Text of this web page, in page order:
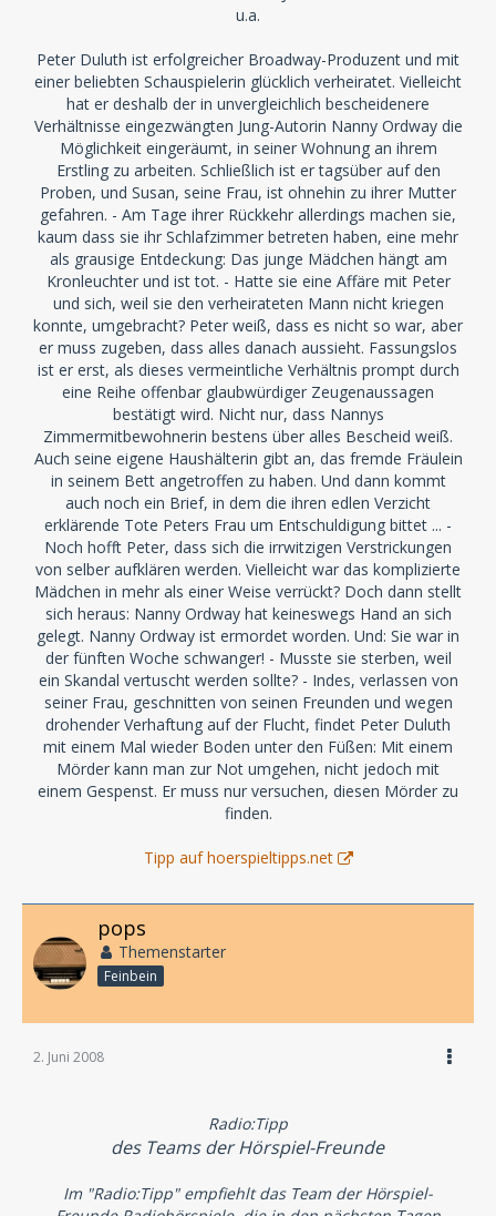
u.a.
Peter Duluth ist erfolgreicher Broadway-Produzent und mit
einer beliebten Schauspielerin glücklich verheiratet. Vielleicht
hat er deshalb der in unvergleichlich bescheidenere
Verhältnisse eingezwängten Jung-Autorin Nanny Ordway die
Möglichkeit eingeräumt, in seiner Wohnung an ihrem
Erstling zu arbeiten. Schließlich ist er tagsüber auf den
Proben, und Susan, seine Frau, ist ohnehin zu ihrer Mutter
gefahren. - Am Tage ihrer Rückkehr allerdings machen sie,
kaum dass sie ihr Schlafzimmer betreten haben, eine mehr
als grausige Entdeckung: Das junge Mädchen hängt am
Kronleuchter und ist tot. - Hatte sie eine Affäre mit Peter
und sich, weil sie den verheirateten Mann nicht kriegen
konnte, umgebracht? Peter weiß, dass es nicht so war, aber
er muss zugeben, dass alles danach aussieht. Fassungslos
ist er erst, als dieses vermeintliche Verhältnis prompt durch
eine Reihe offenbar glaubwürdiger Zeugenaussagen
bestätigt wird. Nicht nur, dass Nannys
Zimmermitbewohnerin bestens über alles Bescheid weiß.
Auch seine eigene Haushälterin gibt an, das fremde Fräulein
in seinem Bett angetroffen zu haben. Und dann kommt
auch noch ein Brief, in dem die ihren edlen Verzicht
erklärende Tote Peters Frau um Entschuldigung bittet ... -
Noch hofft Peter, dass sich die irrwitzigen Verstrickungen
von selber aufklären werden. Vielleicht war das komplizierte
Mädchen in mehr als einer Weise verrückt? Doch dann stellt
sich heraus: Nanny Ordway hat keineswegs Hand an sich
gelegt. Nanny Ordway ist ermordet worden. Und: Sie war in
der fünften Woche schwanger! - Musste sie sterben, weil
ein Skandal vertuscht werden sollte? - Indes, verlassen von
seiner Frau, geschnitten von seinen Freunden und wegen
drohender Verhaftung auf der Flucht, findet Peter Duluth
mit einem Mal wieder Boden unter den Füßen: Mit einem
Mörder kann man zur Not umgehen, nicht jedoch mit
einem Gespenst. Er muss nur versuchen, diesen Mörder zu
finden.
Tipp auf hoerspieltipps.net
pops
Themenstarter
Feinbein
2. Juni 2008
Radio:Tipp
des Teams der Hörspiel-Freunde
Im "Radio:Tipp" empfiehlt das Team der Hörspiel-